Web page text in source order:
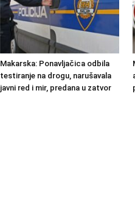
Makarska: Ponavljačica odbila
testiranje na drogu, narušavala
javni red i mir, predana u zatvor